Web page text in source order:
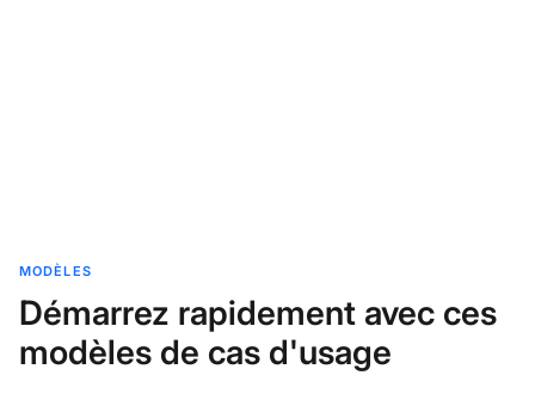
MODÈLES
Démarrez rapidement avec ces
modèles de cas d'usage